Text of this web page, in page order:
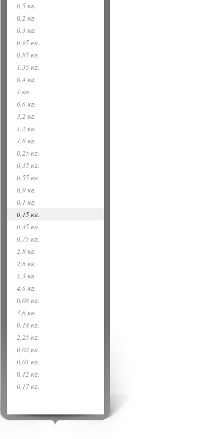
0,5 кг.
0,2 кг.
0,3 кг.
0,95 кг.
0,85 кг.
1,35 кг.
0,4 кг.
1 кг.
0,6 кг.
3,2 кг.
1,2 кг.
1,8 кг.
0,25 кг.
0,35 кг.
0,55 кг.
0,9 кг.
0,1 кг.
0,15 кг.
0,45 кг.
0,75 кг.
2,8 кг.
2,6 кг.
1,3 кг.
4,6 кг.
0,08 кг.
3,6 кг.
0,18 кг.
2,25 кг.
0,02 кг.
0,01 кг.
0,12 кг.
0,17 кг.